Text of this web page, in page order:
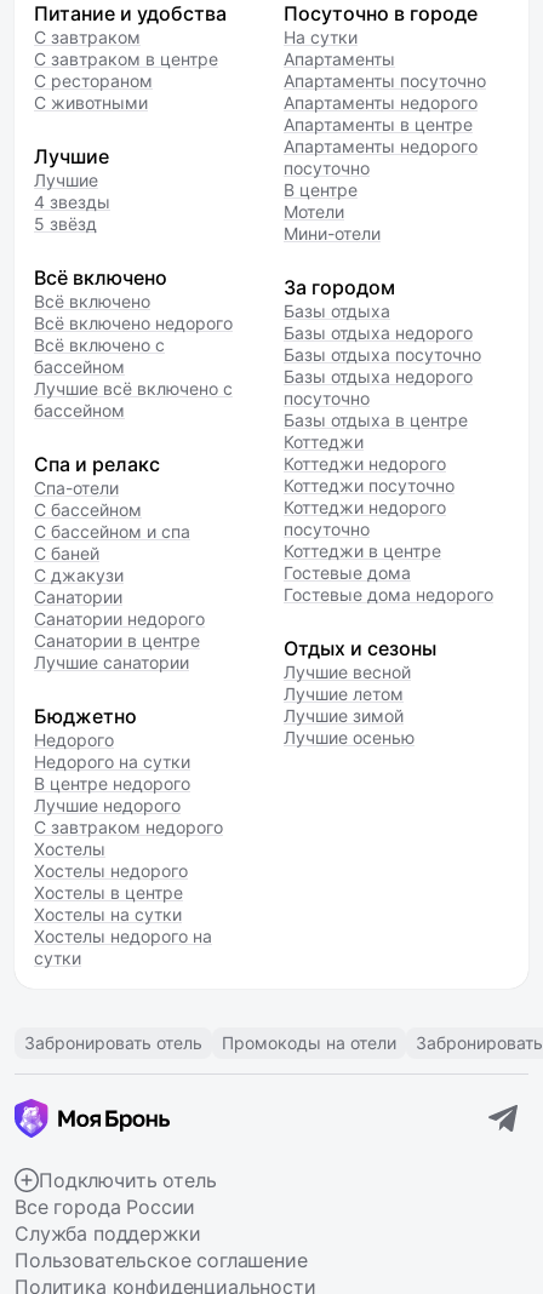
Питание и удобства
С завтраком
С завтраком в центре
С рестораном
С животными
Лучшие
Лучшие
4 звезды
5 звёзд
Всё включено
Всё включено
Всё включено недорого
Всё включено с
бассейном
Лучшие всё включено с
бассейном
Спа и релакс
Спа-отели
С бассейном
С бассейном и спа
С баней
С джакузи
Санатории
Санатории недорого
Санатории в центре
Лучшие санатории
Бюджетно
Недорого
Недорого на сутки
В центре недорого
Лучшие недорого
С завтраком недорого
Хостелы
Хостелы недорого
Хостелы в центре
Хостелы на сутки
Хостелы недорого на
сутки
Посуточно в городе
На сутки
Апартаменты
Апартаменты посуточно
Апартаменты недорого
Апартаменты в центре
Апартаменты недорого
посуточно
В центре
Мотели
Мини-отели
За городом
Базы отдыха
Базы отдыха недорого
Базы отдыха посуточно
Базы отдыха недорого
посуточно
Базы отдыха в центре
Коттеджи
Коттеджи недорого
Коттеджи посуточно
Коттеджи недорого
посуточно
Коттеджи в центре
Гостевые дома
Гостевые дома недорого
Отдых и сезоны
Лучшие весной
Лучшие летом
Лучшие зимой
Лучшие осенью
Забронировать отель Промокоды на отели
Подключить отель
Все города России
Служба поддержки
Пользовательское соглашение
Политика конфиденциальности